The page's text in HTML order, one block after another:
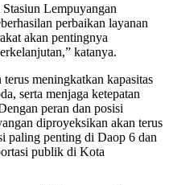
Lempuyangan
perbaikan layanan
akan pentingnya
katanya.
meningkatkan kapasitas
serta menjaga ketepatan
peran dan posisi
diproyeksikan akan terus
paling penting di Daop 6 dan
publik di Kota